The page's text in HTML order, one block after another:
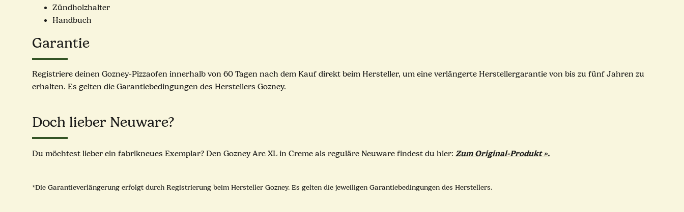
Zündholzhalter
Handbuch
Garantie
Registriere deinen Gozney-Pizzaofen innerhalb von 60 Tagen nach dem Kauf direkt beim Hersteller, um eine verlängerte Herstellergarantie von bis zu fünf Jahren zu
erhalten. Es gelten die Garantiebedingungen des Herstellers Gozney.
Doch lieber Neuware?
Du möchtest lieber ein fabrikneues Exemplar? Den Gozney Arc XL in Creme als reguläre Neuware findest du hier: Zum Original-Produkt ».
*Die Garantieverlängerung erfolgt durch Registrierung beim Hersteller Gozney. Es gelten die jeweiligen Garantiebedingungen des Herstellers.